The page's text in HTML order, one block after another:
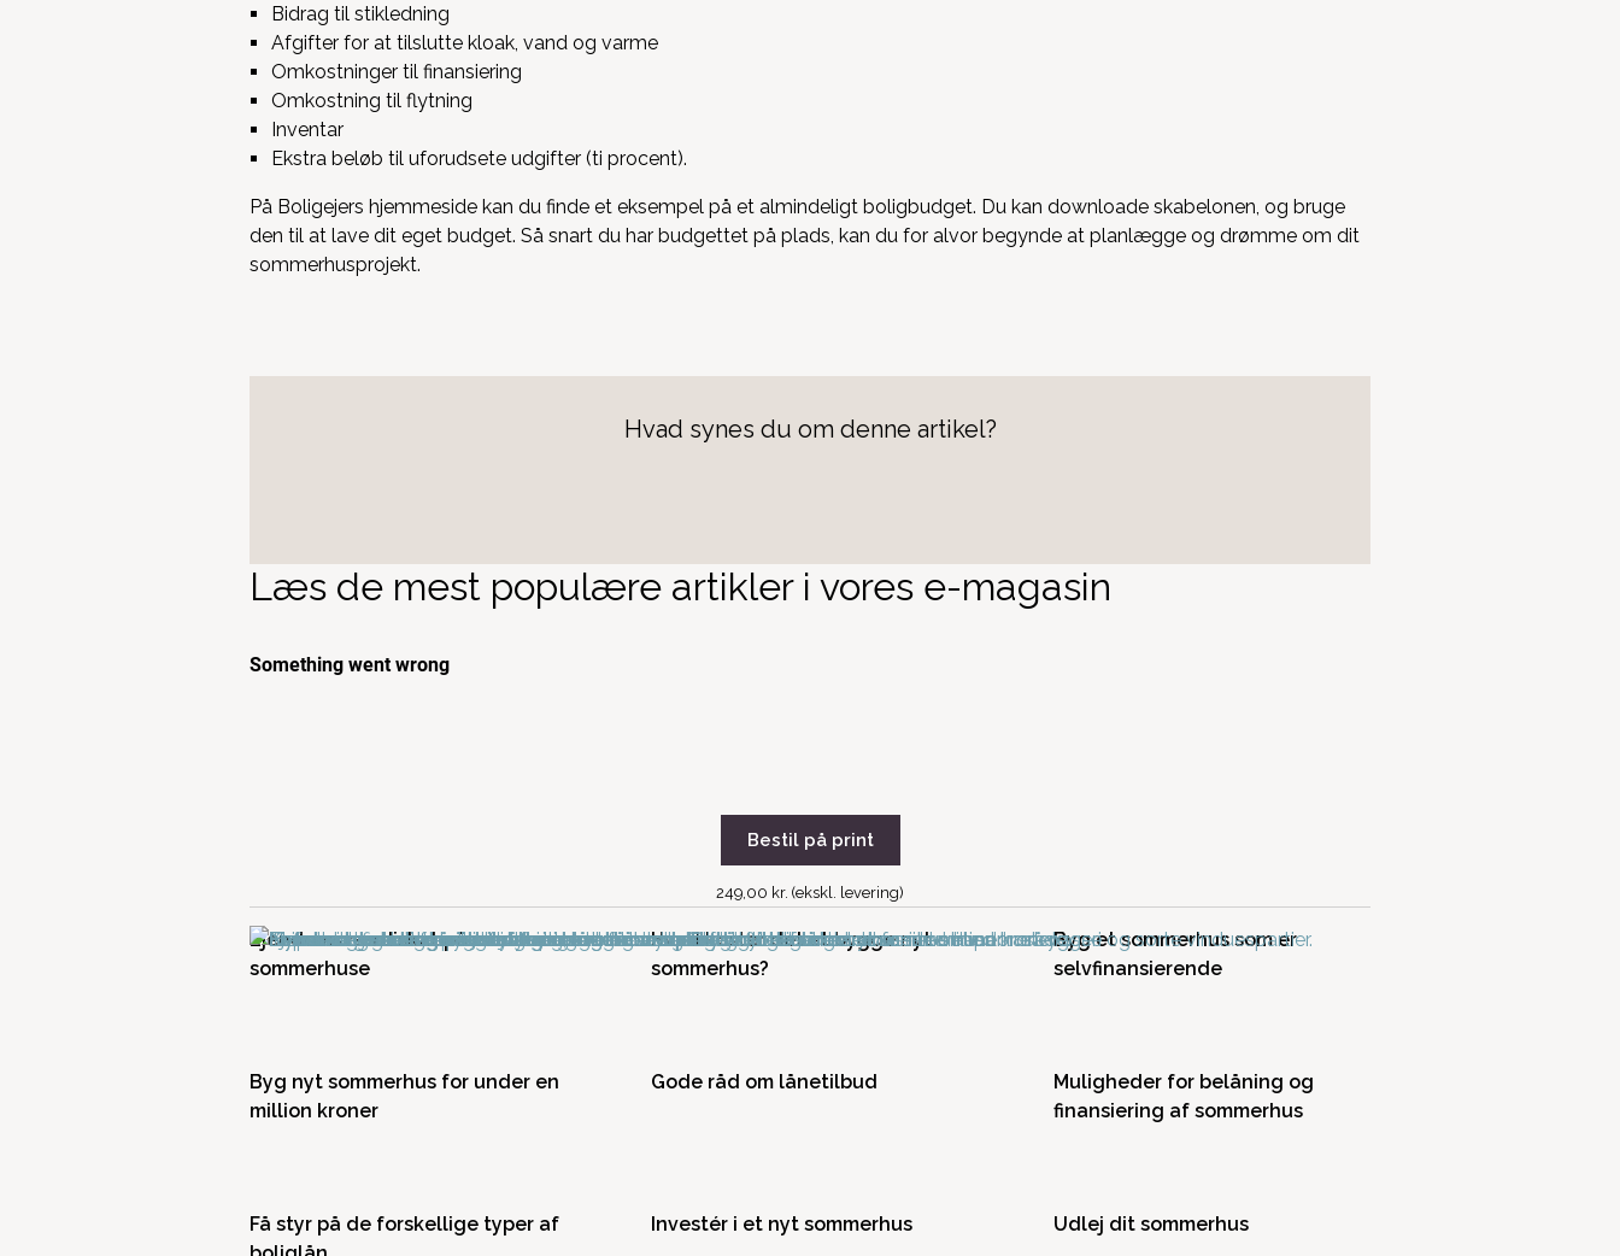
Bidrag til stikledning
Afgifter for at tilslutte kloak, vand og varme
Omkostninger til finansiering
Omkostning til flytning
Inventar
Ekstra beløb til uforudsete udgifter (ti procent).
På Boligejers hjemmeside kan du finde et eksempel på et almindeligt boligbudget. Du kan downloade skabelonen, og bruge
den til at lave dit eget budget. Så snart du har budgettet på plads, kan du for alvor begynde at planlægge og drømme om dit
sommerhusprojekt.
Hvad synes du om denne artikel?
Læs de mest populære artikler i vores e-magasin
Bestil på print
249,00 kr. (ekskl. levering)
Ejendomsværdiskat på
sommerhuse
Hvad koster det at bygge nyt
sommerhus?
Byg et sommerhus som er
selvfinansierende
Byg nyt sommerhus for under en
million kroner
Gode råd om lånetilbud
Muligheder for belåning og
finansiering af sommerhus
Få styr på de forskellige typer af
Investér i et nyt sommerhus Udlej dit sommerhus